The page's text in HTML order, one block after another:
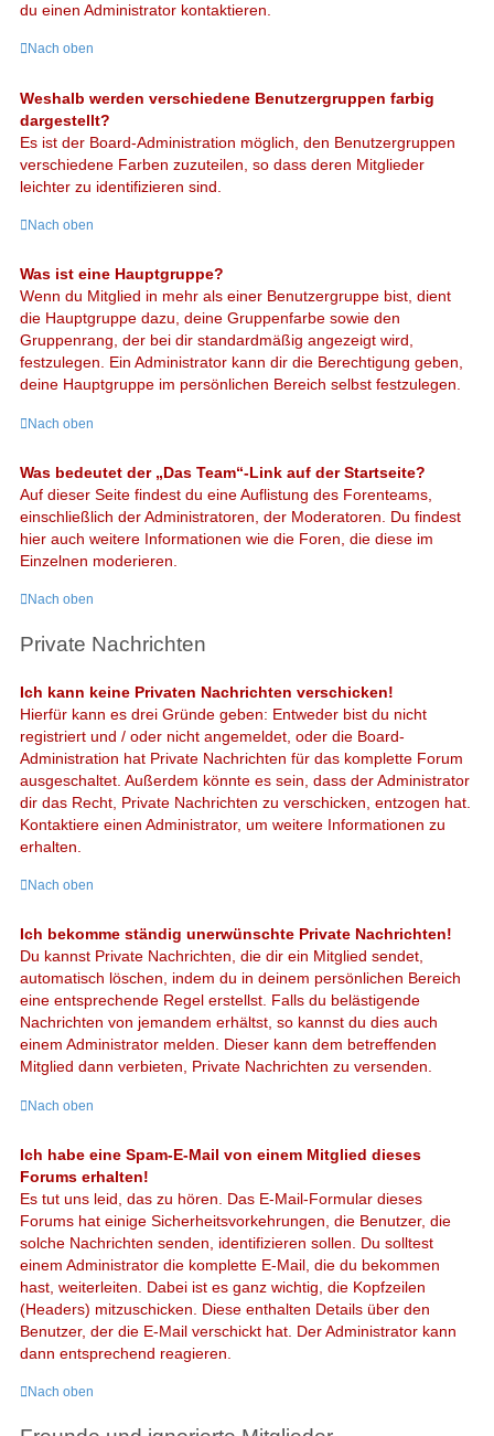
du einen Administrator kontaktieren.
Nach oben
Weshalb werden verschiedene Benutzergruppen farbig
dargestellt?
Es ist der Board-Administration möglich, den Benutzergruppen
verschiedene Farben zuzuteilen, so dass deren Mitglieder
leichter zu identifizieren sind.
Nach oben
Was ist eine Hauptgruppe?
Wenn du Mitglied in mehr als einer Benutzergruppe bist, dient
die Hauptgruppe dazu, deine Gruppenfarbe sowie den
Gruppenrang, der bei dir standardmäßig angezeigt wird,
festzulegen. Ein Administrator kann dir die Berechtigung geben,
deine Hauptgruppe im persönlichen Bereich selbst festzulegen.
Nach oben
Was bedeutet der „Das Team“-Link auf der Startseite?
Auf dieser Seite findest du eine Auflistung des Forenteams,
einschließlich der Administratoren, der Moderatoren. Du findest
hier auch weitere Informationen wie die Foren, die diese im
Einzelnen moderieren.
Nach oben
Private Nachrichten
Ich kann keine Privaten Nachrichten verschicken!
Hierfür kann es drei Gründe geben: Entweder bist du nicht
registriert und / oder nicht angemeldet, oder die Board-
Administration hat Private Nachrichten für das komplette Forum
ausgeschaltet. Außerdem könnte es sein, dass der Administrator
dir das Recht, Private Nachrichten zu verschicken, entzogen hat.
Kontaktiere einen Administrator, um weitere Informationen zu
erhalten.
Nach oben
Ich bekomme ständig unerwünschte Private Nachrichten!
Du kannst Private Nachrichten, die dir ein Mitglied sendet,
automatisch löschen, indem du in deinem persönlichen Bereich
eine entsprechende Regel erstellst. Falls du belästigende
Nachrichten von jemandem erhältst, so kannst du dies auch
einem Administrator melden. Dieser kann dem betreffenden
Mitglied dann verbieten, Private Nachrichten zu versenden.
Nach oben
Ich habe eine Spam-E-Mail von einem Mitglied dieses
Forums erhalten!
Es tut uns leid, das zu hören. Das E-Mail-Formular dieses
Forums hat einige Sicherheitsvorkehrungen, die Benutzer, die
solche Nachrichten senden, identifizieren sollen. Du solltest
einem Administrator die komplette E-Mail, die du bekommen
hast, weiterleiten. Dabei ist es ganz wichtig, die Kopfzeilen
(Headers) mitzuschicken. Diese enthalten Details über den
Benutzer, der die E-Mail verschickt hat. Der Administrator kann
dann entsprechend reagieren.
Nach oben